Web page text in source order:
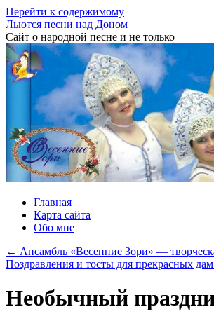
Перейти к содержимому
Льются песни над Доном
Сайт о народной песне и не только
Главная
Карта сайта
Обо мне
← Ансамбль «Весенние Зори» —
Поздравления и тосты для прекрасных дам
Необычный